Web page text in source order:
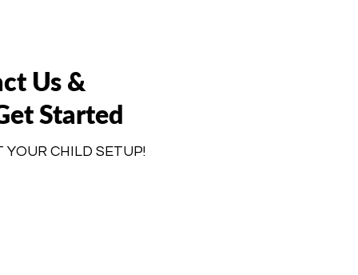
Us &
Started
YOUR CHILD SETUP!